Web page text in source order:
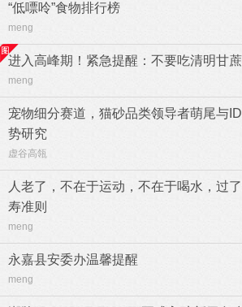
“低嘌呤”食物排行榜
meng
进入高峰期！紧急提醒：不要吃清明甘蔗
meng
宠物细分赛道，猫砂品类领导者萌尾与
势研究
虚谷高瓴
人老了，不在于运动，不在于喝水，过
寿准则
meng
永嘉县安委办温馨提醒
meng